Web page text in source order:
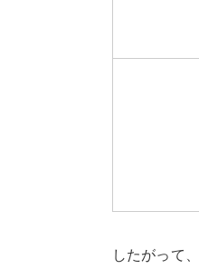
したがって